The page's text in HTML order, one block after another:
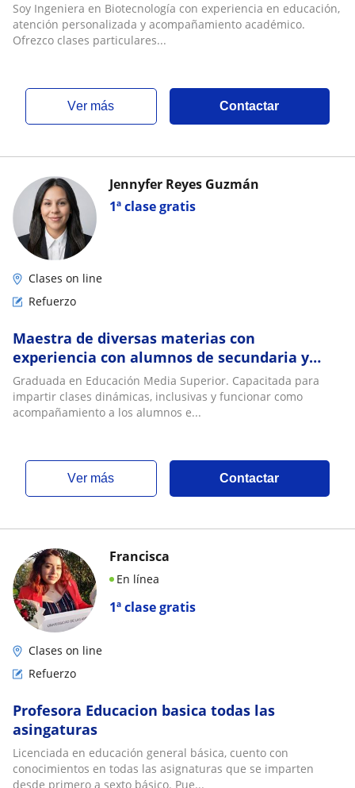
Soy Ingeniera en Biotecnología con experiencia en educación,
atención personalizada y acompañamiento académico.
Ofrezco clases particulares...
ver más Contactar
1ª clase gratis
Jennyfer Reyes Guzmán
Clases on line
Refuerzo
Maestra de diversas materias con
experiencia con alumnos de secundaria y
preparatoria
Graduada en Educación Media Superior. Capacitada para
impartir clases dinámicas, inclusivas y funcionar como
acompañamiento a los alumnos e...
ver más Contactar
1ª clase gratis
Francisca
En línea
Clases on line
Refuerzo
Profesora Educacion basica todas las
asingaturas
Licenciada en educación general básica, cuento con
conocimientos en todas las asignaturas que se imparten
desde primero a sexto básico. Pue...